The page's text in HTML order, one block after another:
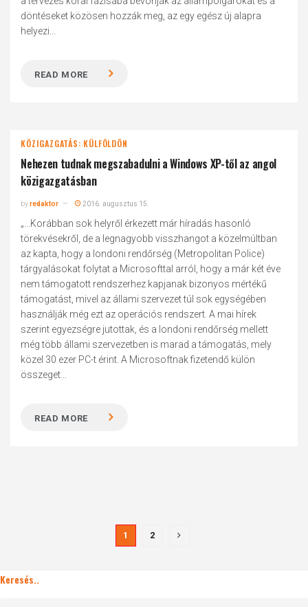
döntéseket közösen hozzák meg, az egy egész új alapra
helyezi...
READ MORE
KÖZIGAZGATÁS: KÜLFÖLDÖN
Nehezen tudnak megszabadulni a Windows XP-től az angol
közigazgatásban
byredaktor 2016. augusztus 15.
„...Korábban sok helyről érkezett már híradás hasonló
törekvésekről, de a legnagyobb visszhangot a közelmúltban
az kapta, hogy a londoni rendőrség (Metropolitan Police)
tárgyalásokat folytat a Microsofttal arról, hogy a már két éve
nem támogatott rendszerhez kapjanak bizonyos mértékű
támogatást, mivel az állami szervezet túl sok egységében
használják még ezt az operációs rendszert. A mai hírek
szerint egyezségre jutottak, és a londoni rendőrség mellett
még több állami szervezetben is marad a támogatás, mely
közel 30 ezer PC-t érint. A Microsoftnak fizetendő külön
összeget...
READ MORE
1 2
Keresés..